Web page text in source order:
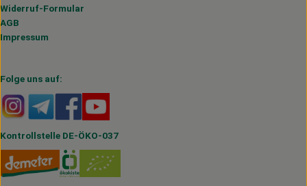
Widerruf-Formular
AGB
Impressum
Folge uns auf:
Externer Link zu https://www.instagram.com/
Externer Link zu https://t.me/s/hofmahlitzsch
Externer Link zu https://www.facebook.com/
Kontrollstelle DE-ÖKO-037